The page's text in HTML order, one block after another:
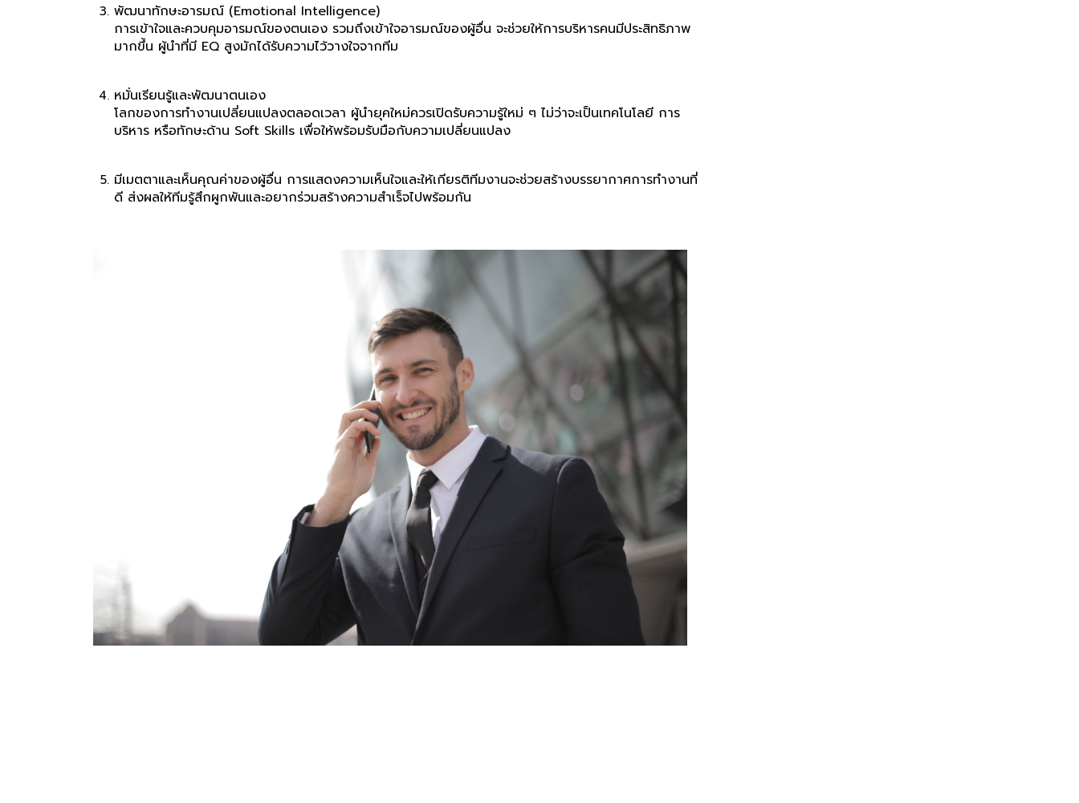
พัฒนาทักษะอารมณ์ (Emotional Intelligence)
การเข้าใจและควบคุมอารมณ์ของตนเอง รวมถึงเข้าใจอารมณ์ของผู้อื่น จะช่วยให้การบริหารคนมีประสิทธิภาพ
มากขึ้น ผู้นำที่มี EQ สูงมักได้รับความไว้วางใจจากทีม
หมั่นเรียนรู้และพัฒนาตนเอง
โลกของการทำงานเปลี่ยนแปลงตลอดเวลา ผู้นำยุคใหม่ควรเปิดรับความรู้ใหม่ ๆ ไม่ว่าจะเป็นเทคโนโลยี การ
บริหาร หรือทักษะด้าน Soft Skills เพื่อให้พร้อมรับมือกับความเปลี่ยนแปลง
มีเมตตาและเห็นคุณค่าของผู้อื่น การแสดงความเห็นใจและให้เกียรติทีมงานจะช่วยสร้างบรรยากาศการทำงานที่
ดี ส่งผลให้ทีมรู้สึกผูกพันและอยากร่วมสร้างความสำเร็จไปพร้อมกัน